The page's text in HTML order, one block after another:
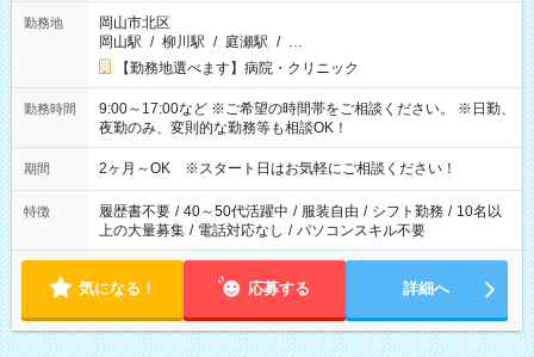
勤務地
岡山市北区
岡山駅 / 柳川駅 / 庭瀬駅 / …
【勤務地選べます】病院・クリニック
勤務時間
9:00～17:00など ※ご希望の時間帯をご相談ください。 ※日勤、
夜勤のみ、変則的な勤務等も相談OK！
期間 2ヶ月～OK ※スタート日はお気軽にご相談ください！
特徴 履歴書不要 / 40～50代活躍中 / 服装自由 / シフト勤務 / 10名以
上の大量募集 / 電話対応なし / パソコンスキル不要
気になる！ 応募する 詳細へ